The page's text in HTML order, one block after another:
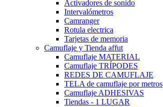
Activadores de sonido
Intervalómetros
Camranger
Rotula electrica
Tarjetas de memoria
Camuflaje y Tienda affut
Camuflaje MATERIAL
Camuflaje TRÍPODES
REDES DE CAMUFLAJE
TELA de camuflaje por metros
Camuflaje ADHESIVAS
Tiendas - 1 LUGAR